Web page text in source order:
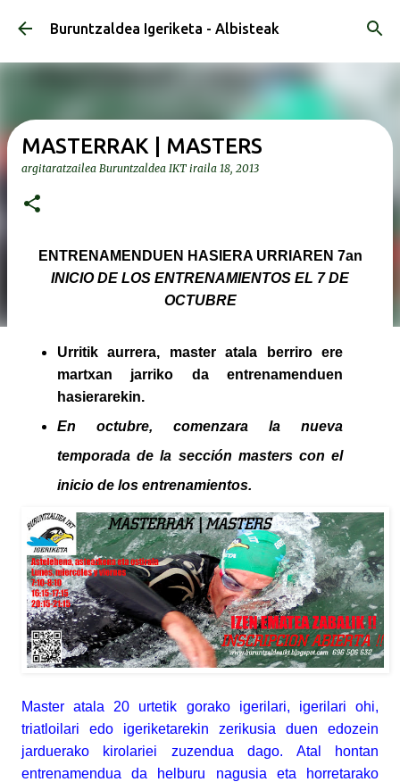
Saltatu eta joan eduki nagusira
Buruntzaldea Igeriketa - Albisteak
MASTERRAK | MASTERS
argitaratzailea Buruntzaldea IKT iraila 18, 2013
ENTRENAMENDUEN HASIERA URRIAREN 7an
INICIO DE LOS ENTRENAMIENTOS EL 7 DE
OCTUBRE
Urritik aurrera, master atala berriro ere
martxan jarriko da entrenamenduen
hasierarekin.
En octubre, comenzara la nueva
temporada de la sección masters con el
inicio de los entrenamientos.
Master atala 20 urtetik gorako igerilari, igerilari ohi,
triatloilari edo igeriketarekin zerikusia duen edozein
jarduerako kirolariei zuzendua dago. Atal hontan
entrenamendua da helburu nagusia eta horretarako